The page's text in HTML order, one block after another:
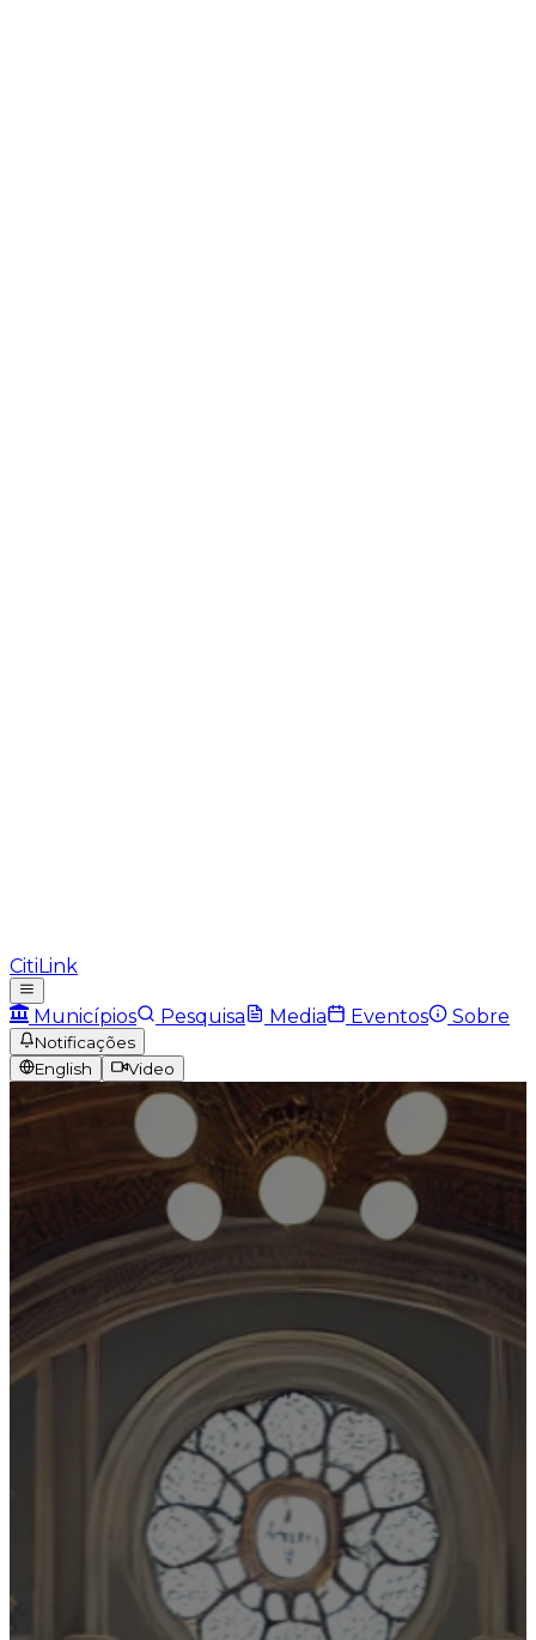
CitiLink
Municípios Pesquisa Media Eventos Sobre
Notificações
English
Video